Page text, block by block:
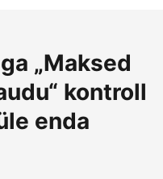
„Maksed
kontroll
enda